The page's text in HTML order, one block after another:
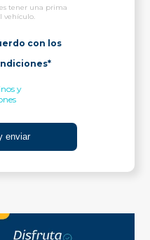
tener una prima
vehículo.
con los
y